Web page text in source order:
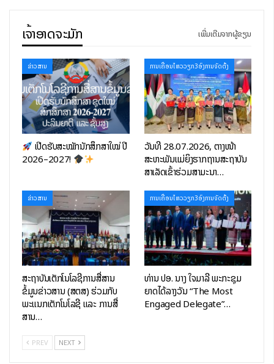
ແມ່ນໂຄງການສໍາຄັນຂອງຍຸດທະສາດໃນຂໍ້ລິເລີ່ມ “ໜຶ່ງແລວ, ໜຶ່ງເສັ້ນທາງ”
ແມ່ນໂຄງການຕົວແບບທໍາອິດໃນ ສປປ ລາວ ທີ່ມີຄວາມໝາຍ ຄວາມສໍາຄັນ
ຄັດເລືອກເອົາບໍລິສັດຮັບເໝົາໂຄງການ ຈາກບັນຊີບໍລິສັດຈີນ ໂດຍຜ່ານ
ຮູບແບບການປະມູນເພື່ອມາຮັບຜິດຊອບ ອອກແບບໂຄງການ ແລະ
ຄັດເລືອກເອົາບໍລິສັດຮັບເໝົາຫຼັກ. ໂຄງການດັ່ງກ່າວໄດ້ລິເລີ່ມເກັບກໍາຂໍ້ມູນ
ແລະ ສໍາຫຼວດສຶກສາຄວາມເປັນໄປໄດ້ໂດຍ ສະຖາບັນອອກແບບ ວິສະວະກໍາ
ເອເລັກໂຕຣນິກ ສປ. ຈີນ ໃນຕົ້ນປີ 2019, ໂຄງການໄດ້ສຳເລັດການເຊັນ
ສັນຍາກັບຜູ້ຮັບເໝົາກໍ່ສ້າງຄື ກຸ່ມບໍລິສັດກໍ່ສ້າງທາງລົດໄຟແຫ່ງປະເທດຈີນ
ຈໍາກັດ (China Railway Construction Group Co., Ltd) ໃນ
ໂຄງການຊ່ວຍເຫຼືອກໍ່ສ້າງ ສະຖາບັນເຕັກໂນໂລຊີການສື່ສານຂໍ້ມູນຂ່າວສານ,
ເປັນໂຄງການກໍ່ສ້າງອາຄານສູນເຕັກໂນໂລຊີການສື່ສານຂໍ້ມູນຂ່າວສານ ຂຶ້ນ
ກັບສະຖາບັນເຕັກໂນໂລຊີການສື່ສານຂໍ້ມູນຂ່າວສານ ເປັນອາຄານ 5 ຊັ້ນ
ຈຳນວນ 1 ຫຼັງ ໂດຍມີເນື້ອທີ່ໃຊ້ສອຍທັງໝົດ 5,524.56 ຕາແມັດ
ປະກອບດ້ວຍ ຫ້ອງຮຽນທຳມະດາ, ຫ້ອງຮຽນທັນສະໄໝ, ຫ້ອງທົດລອງ,
ຫ້ອງການ, ຫ້ອງສະໝຸດ, ຫ້ອງປະຊຸມໃຫຍ່ ເປັນຕົ້ນ. ໃນອາຄານແມ່ນ
ປະກອບດ້ວຍອຸປະກອນການຮຽນ-ການສອນ, ອຸປະກອນຫ້ອງທົດລອງ
ແລະ ສິ່ງອຳນວຍຄວາມສະດວກໃນການສອບເສັງທາງໄກ. ການກໍ່ສ້າງ ແລະ
ຕິດຕັ້ງ ອຸປະກອນທັງໝົດ ເຊິ່ງໄດ້ເລີ່ມຈັດຕັ້ງປະຕິບັດໂຄງການແຕ່ວັນທີ
24 ມີນາ 2022 ແລະ ສຳເລັດການກໍ່ສ້າງໃນວັນທີ 20 ມັງກອນ 2024 ທີ່
ຜ່ານມານີ້. ພາຍຫຼັງໂຄງການລິເລີ່ມການກໍ່ສ້າງພະນັກງານຄູອາຈານໄດ້ຮັບ
ເຈົ້າອາດຈະມັກ ເພີ່ມເຕີມຈາກຜູ້ຂຽນ
ຂ່າວສານ
ເປີດຮັບສະໝັກນັກສຶກສາໃໝ່ ປີ
2026–2027!
ການເຄື່ອນໄຫວວຽກ3ອົງການຈັດຕັ້ງ
ວັນທີ 28.07.2026, ຕາງໜ້າ
ສະຫະພັນແມ່ຍິງຮາກຖານສະຖາບັນ
ສຳເລັດເຂົ້າຮ່ວມສຳມະນາ…
ຂ່າວສານ
ສະຖາບັນເຕັກໂນໂລຊີການສື່ສານ
ຂໍ້ມູນຂ່າວສານ (ສຕສ) ຮ່ວມກັບ
ພະແນກເຕັກໂນໂລຊີ ແລະ ການສື່
ສານ…
ການເຄື່ອນໄຫວວຽກ3ອົງການຈັດຕັ້ງ
ທ່ານ ປອ. ນາງ ໃຈມາລີ ພະກະຊຸມ
ຍາດໄດ້ລາງວັນ “The Most
Engaged Delegate”…
PREV NEXT